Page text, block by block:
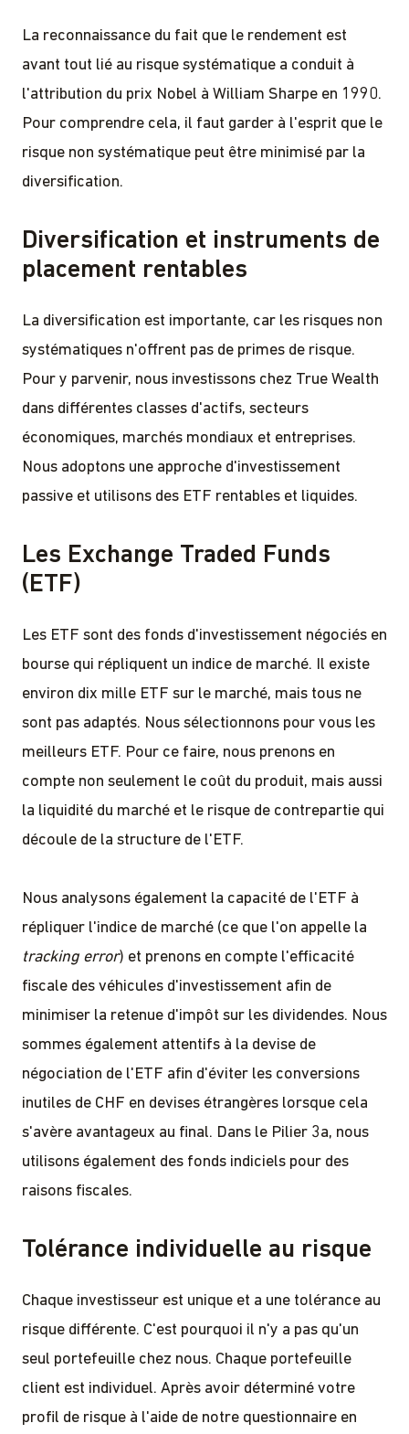
La reconnaissance du fait que le rendement est
avant tout lié au risque systématique a conduit à
l'attribution du prix Nobel à William Sharpe en 1990.
Pour comprendre cela, il faut garder à l'esprit que le
risque non systématique peut être minimisé par la
diversification.
Diversification et instruments de
placement rentables
La diversification est importante, car les risques non
systématiques n'offrent pas de primes de risque.
Pour y parvenir, nous investissons chez True Wealth
dans différentes classes d'actifs, secteurs
économiques, marchés mondiaux et entreprises.
Nous adoptons une approche d'investissement
passive et utilisons des ETF rentables et liquides.
Les Exchange Traded Funds
(ETF)
Les ETF sont des fonds d'investissement négociés en
bourse qui répliquent un indice de marché. Il existe
environ dix mille ETF sur le marché, mais tous ne
sont pas adaptés. Nous sélectionnons pour vous les
meilleurs ETF. Pour ce faire, nous prenons en
compte non seulement le coût du produit, mais aussi
la liquidité du marché et le risque de contrepartie qui
découle de la structure de l'ETF.
Nous analysons également la capacité de l'ETF à
répliquer l'indice de marché (ce que l'on appelle la
tracking error) et prenons en compte l'efficacité
fiscale des véhicules d'investissement afin de
minimiser la retenue d'impôt sur les dividendes. Nous
sommes également attentifs à la devise de
négociation de l'ETF afin d'éviter les conversions
inutiles de CHF en devises étrangères lorsque cela
s'avère avantageux au final. Dans le Pilier 3a, nous
utilisons également des fonds indiciels pour des
raisons fiscales.
Tolérance individuelle au risque
Chaque investisseur est unique et a une tolérance au
risque différente. C'est pourquoi il n'y a pas qu'un
seul portefeuille chez nous. Chaque portefeuille
client est individuel. Après avoir déterminé votre
profil de risque à l'aide de notre questionnaire en